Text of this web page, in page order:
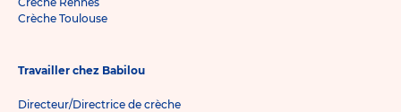
Crèche Toulouse
Travailler chez Babilou
Directeur/Directrice de crèche